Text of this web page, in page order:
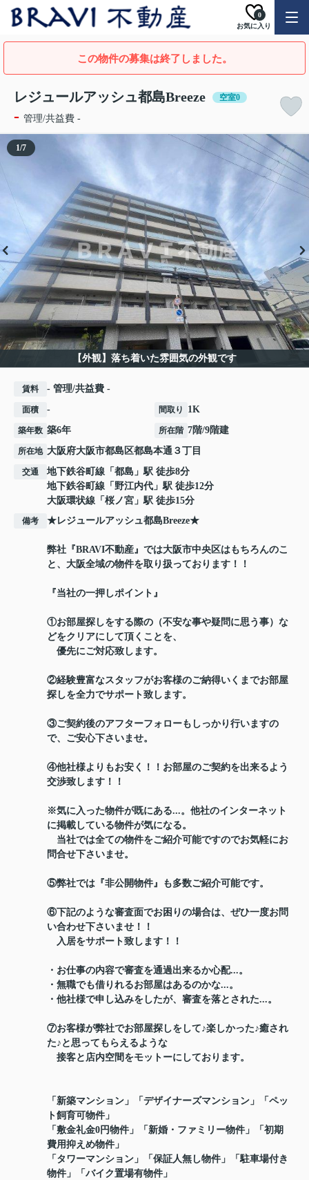
お気に入り
0
この物件の募集は終了しました。
レジュールアッシュ都島Breeze 空室0
- 管理/共益費 -
【外観】落ち着いた雰囲気の外観です
1/7
賃料 - 管理/共益費 -
面積 - 間取り 1K
築年数 築6年 所在階 7階/9階建
所在地 大阪府大阪市都島区都島本通 ３丁目
交通 地下鉄谷町線 「 都島 」駅 徒歩8分
地下鉄谷町線 「 野江内代 」駅 徒歩12分
大阪環状線 「 桜ノ宮 」駅 徒歩15分
備考 ★レジュールアッシュ都島Breeze★
弊社『BRAVI不動産』では大阪市中央区はもちろんのこ
と、大阪全域の物件を取り扱っております！！
『当社の一押しポイント』
①お部屋探しをする際の（不安な事や疑問に思う事）な
どをクリアにして頂くことを、
優先にご対応致します。
②経験豊富なスタッフがお客様のご納得いくまでお部屋
探しを全力でサポート致します。
③ご契約後のアフターフォローもしっかり行いますの
で、ご安心下さいませ。
④他社様よりもお安く！！お部屋のご契約を出来るよう
交渉致します！！
※気に入った物件が既にある...。他社のインターネット
に掲載している物件が気になる。
当社では全ての物件をご紹介可能ですのでお気軽にお
問合せ下さいませ。
⑤弊社では『非公開物件』も多数ご紹介可能です。
⑥下記のような審査面でお困りの場合は、ぜひ一度お問
い合わせ下さいませ！！
入居をサポート致します！！
・お仕事の内容で審査を通過出来るか心配...。
・無職でも借りれるお部屋はあるのかな...。
・他社様で申し込みをしたが、審査を落とされた...。
⑦お客様が弊社でお部屋探しをして♪楽しかった♪癒され
た♪と思ってもらえるような
接客と店内空間をモットーにしております。
「新築マンション」「デザイナーズマンション」「ペッ
ト飼育可物件」
「敷金礼金0円物件」「新婚・ファミリー物件」「初期
費用抑えめ物件」
「タワーマンション」「保証人無し物件」「駐車場付き
物件」「バイク置場有物件」